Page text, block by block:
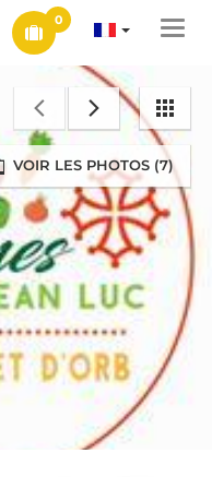
0
VOIR LES PHOTOS (7)